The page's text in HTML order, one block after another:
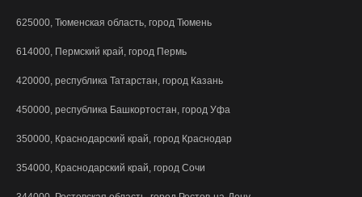
625000, Тюменская область, город Тюмень
614000, Пермский край, город Пермь
420000, республика Татарстан, город Казань
450000, республика Башкортостан, город Уфа
350000, Краснодарский край, город Краснодар
354000, Краснодарский край, город Сочи